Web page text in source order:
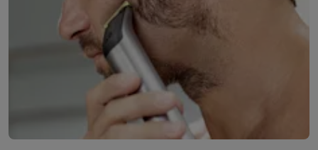
Lave-linge connectés Sèche-linge connectés
Produits éco
Éco-chèques
Éco-chèques infoTous les produits éco
Smartphones reconditionnés Tablettes reconditionnés
Machines à laver avec des éco-chèquesSèche-linge avec